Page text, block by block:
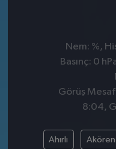
Nem: %,
Basınç: 0
Görüş
8:04,
Ahırlı Akören